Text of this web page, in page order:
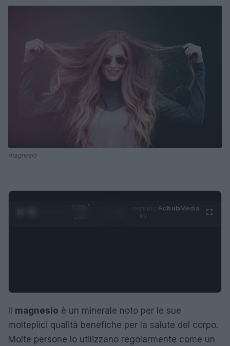
magnesio
0:28 /
AdhubMedia
magnesio è un minerale noto per le sue
molteplici qualità benefiche per la salute del corpo.
Molte persone lo utilizzano regolarmente come un